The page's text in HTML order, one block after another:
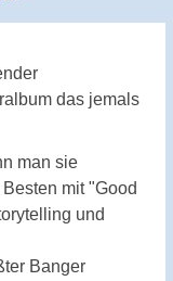
das jemals
man sie
mit "Good
und
Banger